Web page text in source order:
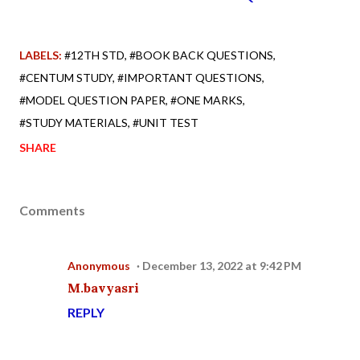
LABELS: #12TH STD #BOOK BACK QUESTIONS
#CENTUM STUDY #IMPORTANT QUESTIONS
#MODEL QUESTION PAPER #ONE MARKS
#STUDY MATERIALS #UNIT TEST
SHARE
Comments
Anonymous December 13, 2022 at 9:42 PM
M.bavyasri
REPLY